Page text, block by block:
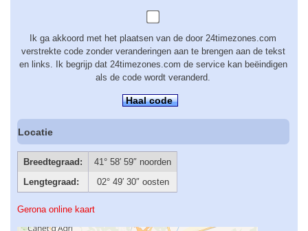
Ik ga akkoord met het plaatsen van de door 24timezones.com
verstrekte code zonder veranderingen aan te brengen aan de tekst
en links. Ik begrijp dat 24timezones.com de service kan beëindigen
als de code wordt veranderd.
Haal code
Locatie
Breedtegraad:
41° 58′ 59″ noorden
Lengtegraad:
02° 49′ 30″ oosten
Gerona online kaart